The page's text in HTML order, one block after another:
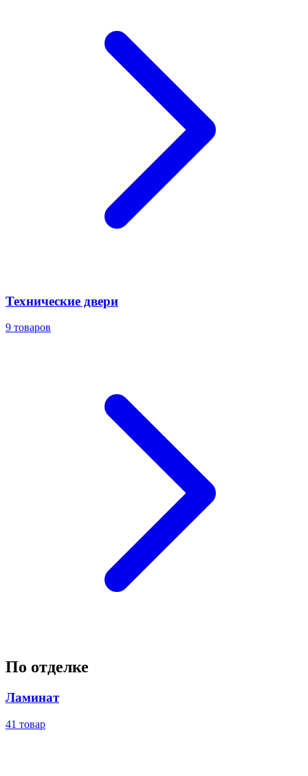
Технические двери
9 товаров
По отделке
Ламинат
41 товар